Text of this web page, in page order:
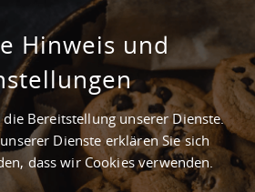
M² LOGISTIKHALLE IN
AUTOBAHN A 46
Detailansicht
Hinweis und
Bereitstellung unserer Dienste.
Dienste erklären Sie sich
dass wir Cookies verwenden.